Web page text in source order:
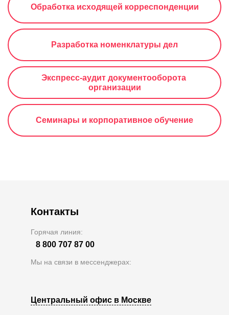
Обработка исходящей корреспонденции
Разработка номенклатуры дел
Экспресс-аудит документооборота
организации
Семинары и корпоративное обучение
Контакты
Горячая линия:
8 800 707 87 00
Мы на связи в мессенджерах:
Центральный офис в Москве